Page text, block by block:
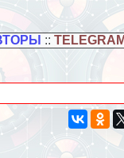
::